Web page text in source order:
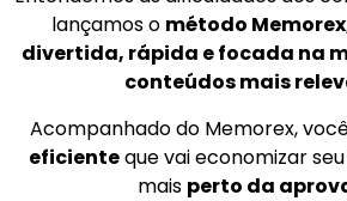
lançamos o método
divertida, rápida e focada na
conteúdos mais
Acompanhado do Memorex,
eficienteque vai economizar
mais perto da